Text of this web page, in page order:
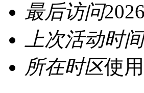
最后访问
上次活动时间
所在时区使